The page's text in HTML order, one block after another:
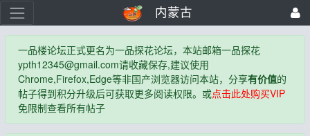
内蒙古
一品楼论坛正式更名为一品探花论坛，本站邮箱一品探花
ypth12345@gmail.com请收藏保存,建议使用
Chrome,Firefox,Edge等非国产浏览器访问本站，分享有价值的
帖子得到积分升级后可获取更多阅读权限。或点击此处购买VIP
免限制查看所有帖子